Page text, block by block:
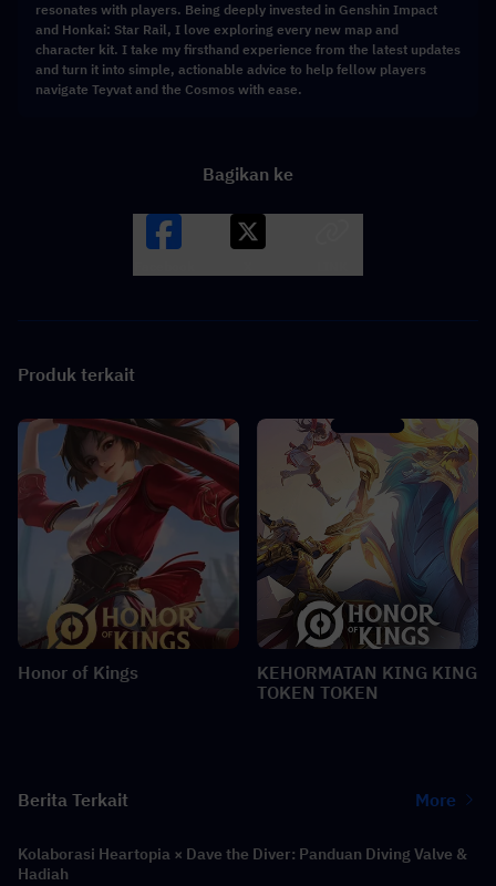
resonates with players. Being deeply invested in Genshin Impact
and Honkai: Star Rail, I love exploring every new map and
character kit. I take my firsthand experience from the latest updates
and turn it into simple, actionable advice to help fellow players
navigate Teyvat and the Cosmos with ease.
Bagikan ke
Produk terkait
Honor of Kings
KEHORMATAN KING KING
TOKEN TOKEN
Berita Terkait More
Kolaborasi Heartopia × Dave the Diver: Panduan Diving Valve &
Hadiah